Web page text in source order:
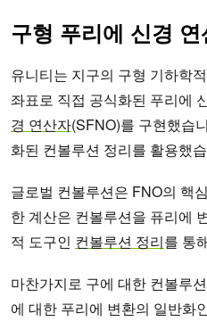
구형 푸리에 신경
유니티는 지구의 구형 기하학
좌표로 직접 공식화된 푸리에
경 연산자(SFNO)를 구현했습
화된 컨볼루션 정리를 활용했
글로벌 컨볼루션은 FNO의 핵
한 계산은 컨볼루션을 퓨리에
적 도구인 컨볼루션 정리를 통
마찬가지로 구에 대한 컨볼루
에 대한 푸리에 변환의 일반화